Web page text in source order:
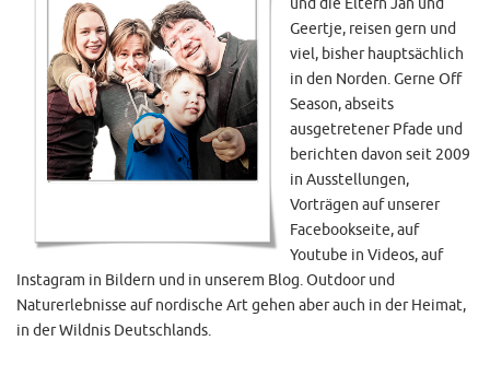
Geertje, reisen gern und
viel, bisher hauptsächlich
in den Norden. Gerne Off
Season, abseits
ausgetretener Pfade und
berichten davon seit 2009
in Ausstellungen,
Vorträgen auf unserer
Facebookseite, auf
Youtube in Videos, auf
Instagram in Bildern und in unserem Blog. Outdoor und
Naturerlebnisse auf nordische Art gehen aber auch in der Heimat,
in der Wildnis Deutschlands.